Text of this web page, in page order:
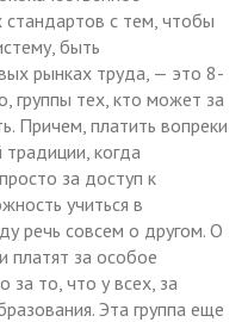
с тем, чтобы
быть
рынках труда, — это 8-
группы тех, кто может за
Причем, платить вопреки
когда
за доступ к
учиться в
речь совсем о другом. О
платят за особое
за то, что у всех, за
Эта группа еще